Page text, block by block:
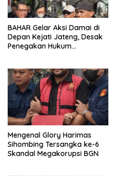
BAHAR Gelar Aksi Damai di
Depan Kejati Jateng, Desak
Penegakan Hukum
Mengenal Glory Harimas
Sihombing Tersangka ke-6
Skandal Megakorupsi BGN